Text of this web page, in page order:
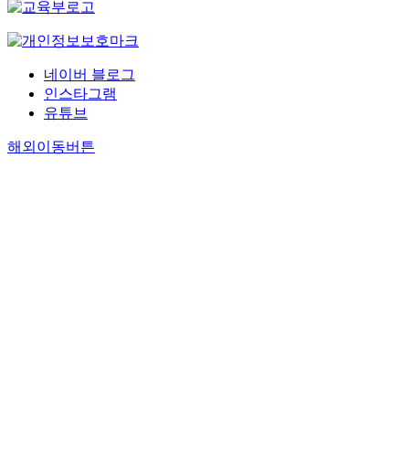
네이버 블로그
인스타그램
유튜브
해외이동버튼